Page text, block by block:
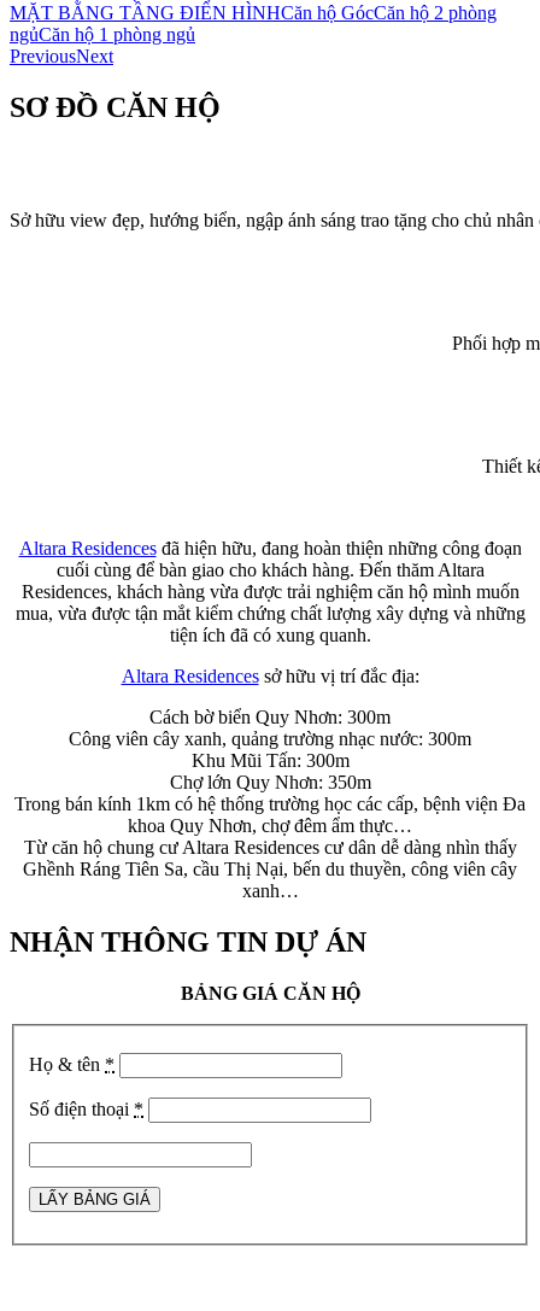
MẶT BẰNG TẦNG ĐIỂN HÌNHCăn hộ GócCăn hộ 2 phòng
ngủCăn hộ 1 phòng ngủ
PreviousNext
SƠ ĐỒ CĂN HỘ
Sở hữu view đẹp, hướng biển, ngập ánh sáng trao tặng cho chủ
Phối hợp
Thiết
Altara Residencesđã hiện hữu, đang hoàn thiện những công đoạn
cuối cùng để bàn giao cho khách hàng. Đến thăm Altara
Residences, khách hàng vừa được trải nghiệm căn hộ mình muốn
mua, vừa được tận mắt kiểm chứng chất lượng xây dựng và những
tiện ích đã có xung quanh.
Altara Residencessở hữu vị trí đắc địa:
Cách bờ biển Quy Nhơn: 300m
Công viên cây xanh, quảng trường nhạc nước: 300m
Khu Mũi Tấn: 300m
Chợ lớn Quy Nhơn: 350m
Trong bán kính 1km có hệ thống trường học các cấp, bệnh viện Đa
khoa Quy Nhơn, chợ đêm ẩm thực…
Từ căn hộ chung cư Altara Residences cư dân dễ dàng nhìn thấy
Ghềnh Ráng Tiên Sa, cầu Thị Nại, bến du thuyền, công viên cây
xanh…
NHẬN THÔNG TIN DỰ ÁN
BẢNG GIÁ CĂN HỘ
Họ & tên *
Số điện thoại *